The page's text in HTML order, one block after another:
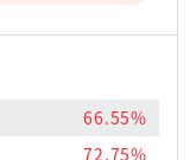
66.55%
72.75%